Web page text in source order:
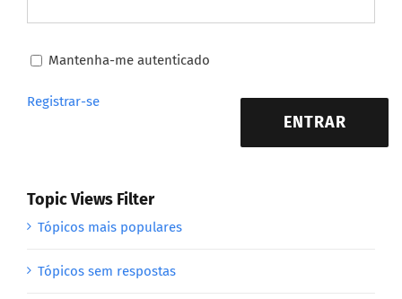
Mantenha-me autenticado
ENTRAR
Registrar-se
Topic Views Filter
Tópicos mais populares
Tópicos sem respostas